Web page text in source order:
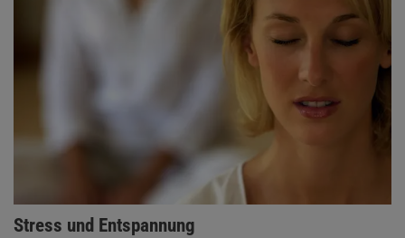
Stress und Entspannung